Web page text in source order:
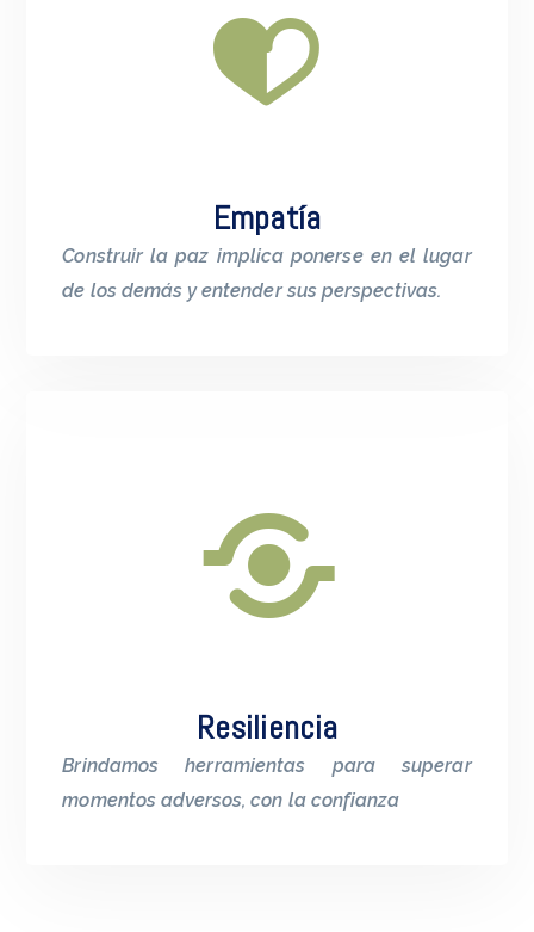
Empatía
Construir la paz implica ponerse en el lugar
de los demás y entender sus perspectivas.
Resiliencia
Brindamos herramientas para superar
momentos adversos, con la confianza